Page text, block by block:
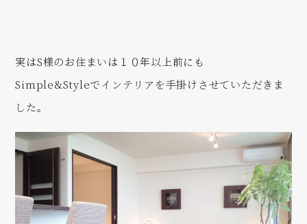
実はS様のお住まいは１０年以上前にも
Simple&Styleでインテリアを手掛けさせていただきま
した。